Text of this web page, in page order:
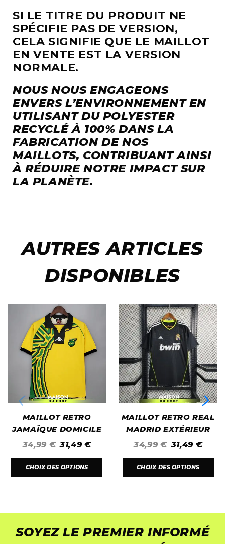
SI LE TITRE DU PRODUIT NE
SPÉCIFIE PAS DE VERSION,
CELA SIGNIFIE QUE LE MAILLOT
EN VENTE EST LA VERSION
NORMALE.
NOUS NOUS ENGAGEONS
ENVERS L’ENVIRONNEMENT EN
UTILISANT DU POLYESTER
RECYCLÉ À 100% DANS LA
FABRICATION DE NOS
MAILLOTS, CONTRIBUANT AINSI
À RÉDUIRE NOTRE IMPACT SUR
LA PLANÈTE.
AUTRES ARTICLES
DISPONIBLES
MAILLOT RETRO
JAMAÏQUE DOMICILE
1998
34,99€ 31,49€
CHOIX DES OPTIONS
MAILLOT RETRO REAL
MADRID EXTÉRIEUR
2010/2011
34,99€ 31,49 €
CHOIX DES OPTIONS
SOYEZ LE PREMIER INFORMÉ